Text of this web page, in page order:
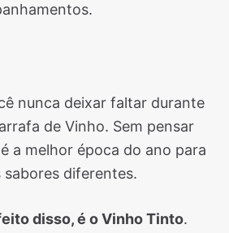
nunca deixar faltar durante
de Vinho. Sem pensar
a melhor época do ano para
diferentes.
disso, é o Vinho Tinto.